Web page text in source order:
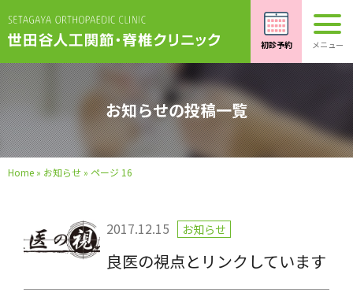
お知らせの投稿一覧
Home» お知らせ» ページ 16
2017.12.15 お知らせ
良医の視点とリンクしています